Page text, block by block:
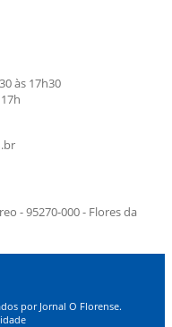
às 17h30
- 95270-000 - Flores da
por Jornal O Florense.